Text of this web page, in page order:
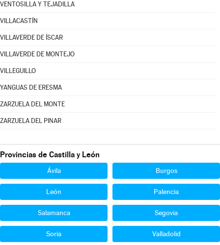
VENTOSILLA Y TEJADILLA
VILLACASTÍN
VILLAVERDE DE ÍSCAR
VILLAVERDE DE MONTEJO
VILLEGUILLO
YANGUAS DE ERESMA
ZARZUELA DEL MONTE
ZARZUELA DEL PINAR
Provincias de Castilla y León
Ávila Burgos
León Palencia
Salamanca Segovia
Soria Valladolid